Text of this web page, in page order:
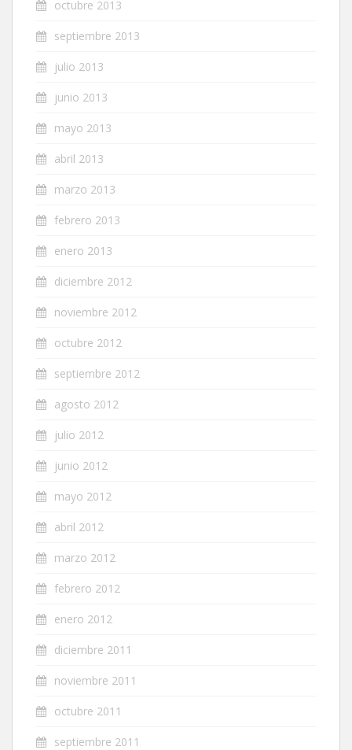
octubre 2013
septiembre 2013
julio 2013
junio 2013
mayo 2013
abril 2013
marzo 2013
febrero 2013
enero 2013
diciembre 2012
noviembre 2012
octubre 2012
septiembre 2012
agosto 2012
julio 2012
junio 2012
mayo 2012
abril 2012
marzo 2012
febrero 2012
enero 2012
diciembre 2011
noviembre 2011
octubre 2011
septiembre 2011